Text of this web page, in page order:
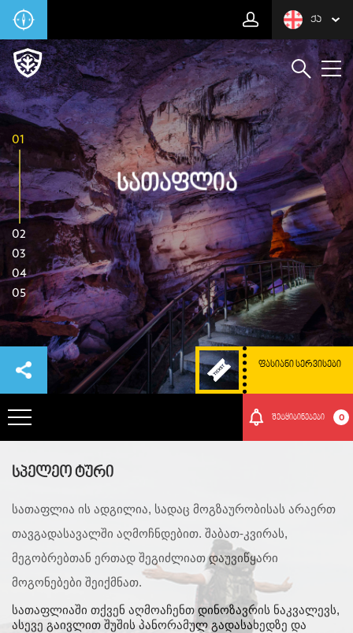
ᲥᲐ
01
02
03
04
05
Სათაფლია
ᲤᲐᲡᲘᲐᲜᲘ ᲡᲔᲠᲕᲘᲡᲔᲑᲘ
ᲞᲐᲠᲙᲘᲡ ᲨᲔᲡᲐᲮᲔᲑ
ᲗᲐᲕᲒᲐᲓᲐᲡᲐᲕᲚᲔᲑᲘ
ᲠᲝᲒᲝᲠ ᲛᲝᲕᲮᲕᲓᲔᲗ ᲐᲥ
ᲑᲣᲜᲔᲑᲐ ᲓᲐ ᲙᲣᲚᲢᲣᲠᲐ
შეტყიბინებები 0
სპელეო ტური
სათაფლია ის ადგილია, სადაც მოგზაურობისას არაერთ
თავგადასავალში აღმოჩნდებით. შაბათ-კვირას,
მეგობრებთან ერთად შეგიძლიათ დაუვიწყარი
მოგონებები შეიქმნათ.
სათაფლიაში თქვენ აღმოაჩენთ დინოზავრის ნაკვალევს,
ასევე გაივლით შუშის პანორამულ გადასახედზე და